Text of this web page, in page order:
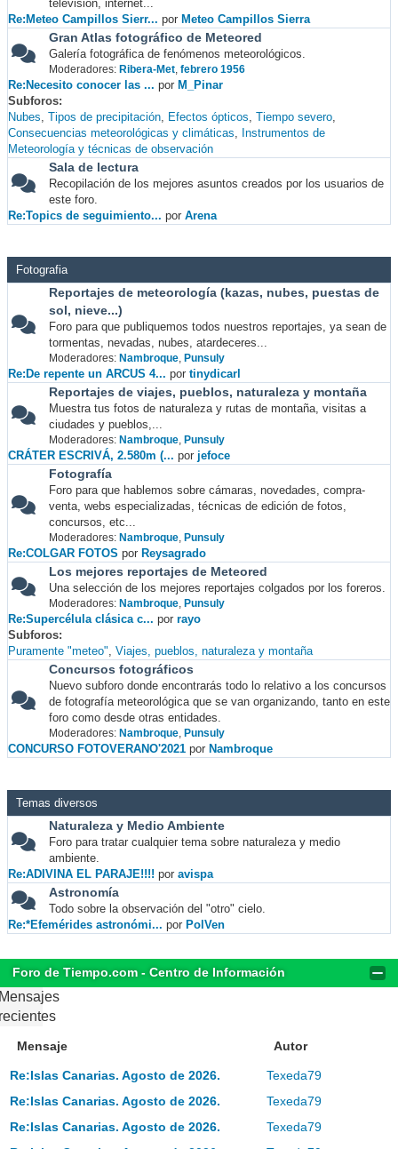
televisión, internet...
Re:Meteo Campillos Sierr... por Meteo Campillos Sierra
Gran Atlas fotográfico de Meteored
Galería fotográfica de fenómenos meteorológicos.
Moderadores: Ribera-Met, febrero 1956
Re:Necesito conocer las ... por M_Pinar
Subforos
Nubes Tipos de precipitación Efectos ópticos Tiempo severo
Consecuencias meteorológicas y climáticas
Instrumentos de
Meteorología y técnicas de observación
Sala de lectura
Recopilación de los mejores asuntos creados por los usuarios de
este foro.
Re:Topics de seguimiento... por Arena
Fotografia
Reportajes de meteorología (kazas, nubes, puestas de
sol, nieve...)
Foro para que publiquemos todos nuestros reportajes, ya sean de
tormentas, nevadas, nubes, atardeceres...
Moderadores: Nambroque, Punsuly
Re:De repente un ARCUS 4... por tinydicarl
Reportajes de viajes, pueblos, naturaleza y montaña
Muestra tus fotos de naturaleza y rutas de montaña, visitas a
ciudades y pueblos,...
Moderadores: Nambroque, Punsuly
CRÁTER ESCRIVÁ, 2.580m (... por jefoce
Fotografía
Foro para que hablemos sobre cámaras, novedades, compra-
venta, webs especializadas, técnicas de edición de fotos,
concursos, etc...
Moderadores: Nambroque, Punsuly
Re:COLGAR FOTOS por Reysagrado
Los mejores reportajes de Meteored
Una selección de los mejores reportajes colgados por los foreros.
Moderadores: Nambroque, Punsuly
Re:Supercélula clásica c... por rayo
Subforos
Puramente "meteo" Viajes, pueblos, naturaleza y montaña
Concursos fotográficos
Nuevo subforo donde encontrarás todo lo relativo a los concursos
de fotografía meteorológica que se van organizando, tanto en este
foro como desde otras entidades.
Moderadores: Nambroque, Punsuly
CONCURSO FOTOVERANO'2021 por Nambroque
Temas diversos
Naturaleza y Medio Ambiente
Foro para tratar cualquier tema sobre naturaleza y medio
ambiente.
Re:ADIVINA EL PARAJE!!!! por avispa
Astronomía
Todo sobre la observación del "otro" cielo.
Re:*Efemérides astronómi... por PolVen
Foro de Tiempo.com - Centro de Información
Mensaje Autor
Re:Islas Canarias. Agosto de 2026.
Texeda79
Re:Islas Canarias. Agosto de 2026.
Texeda79
Re:Islas Canarias. Agosto de 2026.
Texeda79